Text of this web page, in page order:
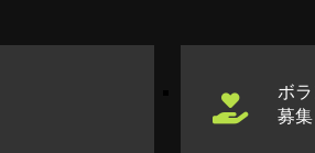
ボ
募集